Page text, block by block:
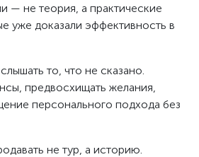
— не теория, а практические
уже доказали эффективность в
то, что не сказано.
предвосхищать желания,
персонального подхода без
не тур, а историю.